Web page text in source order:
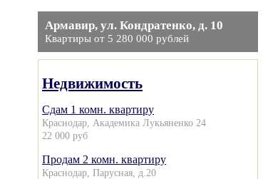
Армавир, ул. Кондратенко, д. 10
Квартиры от 5 280 000 рублей
Недвижимость
Сдам 1 комн. квартиру
Краснодар, Академика Лукьяненко 24
22 000 руб
Продам 2 комн. квартиру
Краснодар, Парусная, д.20